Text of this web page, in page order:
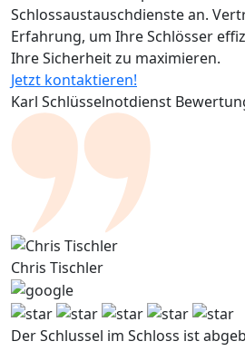
Schlossaustauschdienste an.
Erfahrung, um Ihre Schlösser
Ihre Sicherheit zu maximieren.
Jetzt kontaktieren!
Karl Schlüsselnotdienst
Chris Tischler
Der Schlussel im Schloss ist